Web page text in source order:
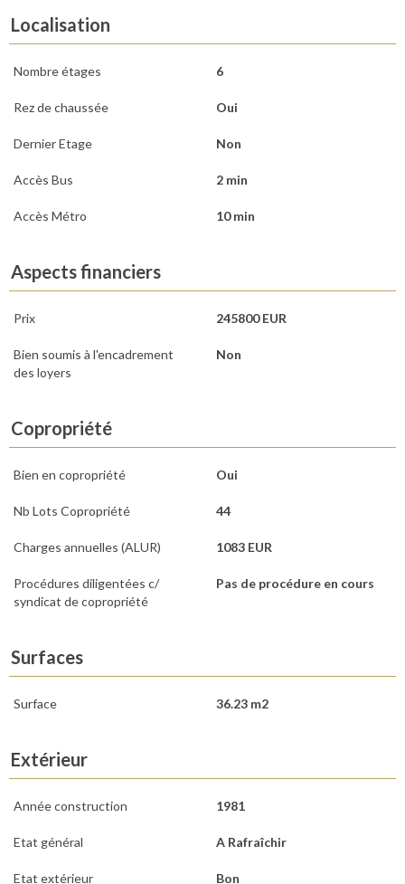
Localisation
Nombre étages 6
Rez de chaussée Oui
Dernier Etage Non
Accès Bus 2 min
Accès Métro 10 min
Aspects financiers
Prix 245800 EUR
Bien soumis à l'encadrement
des loyers
Non
Copropriété
Bien en copropriété Oui
Nb Lots Copropriété 44
Charges annuelles (ALUR) 1083 EUR
Procédures diligentées c/
syndicat de copropriété
Pas de procédure en cours
Surfaces
Surface 36.23 m2
Extérieur
Année construction 1981
Etat général A Rafraîchir
Etat extérieur Bon